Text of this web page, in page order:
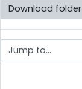
Download folder
Jump to...